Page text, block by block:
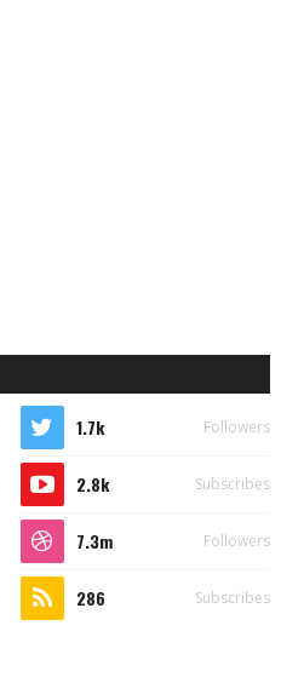
1.7k Followers
2.8k Subscribes
7.3m Followers
286 Subscribes